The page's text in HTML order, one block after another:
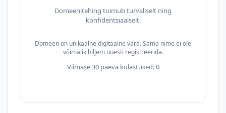
Domeenitehing toimub turvaliselt ning
konfidentsiaalselt.
Domeen on unikaalne digitaalne vara. Sama nime ei ole
võimalik hiljem uuesti registreerida.
Viimase 30 päeva külastused: 0